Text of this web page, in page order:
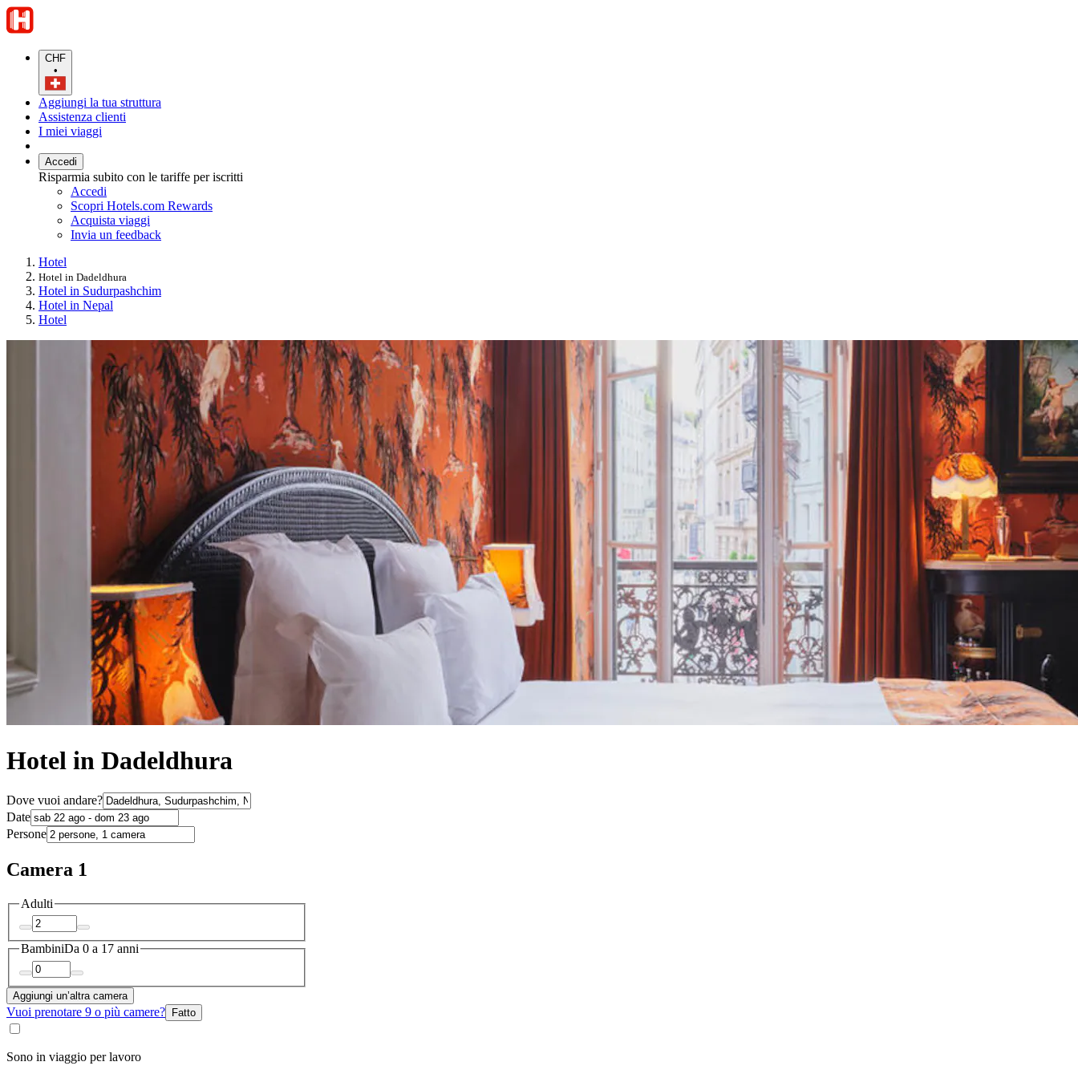
CHF
•
Aggiungi la tua struttura
Assistenza clienti
I miei viaggi
Accedi
Risparmia subito con le tariffe per iscritti
Accedi
Scopri Hotels.com Rewards
Acquista viaggi
Invia un feedback
Hotel
Hotel in Dadeldhura
Hotel in Sudurpashchim
Hotel in Nepal
Hotel
Hotel in Dadeldhura
Dove vuoi andare?
Date
Persone
Camera 1
Adulti
BambiniDa 0 a 17 anni
Aggiungi un’altra camera
Vuoi prenotare 9 o più camere? Fatto
Sono in viaggio per lavoro